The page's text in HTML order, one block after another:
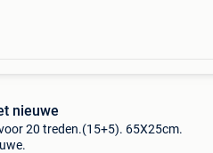
nieuwe
20 treden.(15+5). 65X25cm.